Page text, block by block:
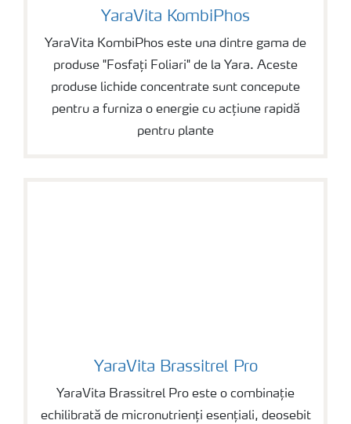
YaraVita KombiPhos
YaraVita KombiPhos
YaraVita KombiPhos este una dintre gama de
produse "Fosfați Foliari" de la Yara. Aceste
produse lichide concentrate sunt concepute
pentru a furniza o energie cu acțiune rapidă
pentru plante
YaraVita Brassitrel Pro
YaraVita Brassitrel Pro
YaraVita Brassitrel Pro este o combinație
echilibrată de micronutrienți esențiali, deosebit